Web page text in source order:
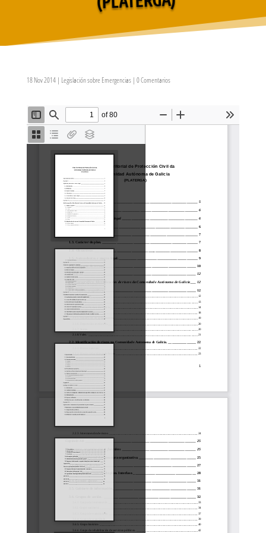
18 Nov 2014| Legislación sobre Emergencias| 0 Comentarios